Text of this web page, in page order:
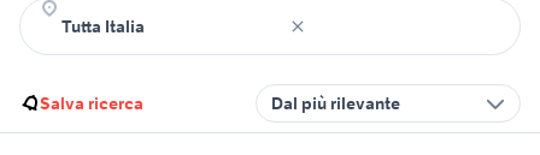
Salva ricerca Dal più rilevante